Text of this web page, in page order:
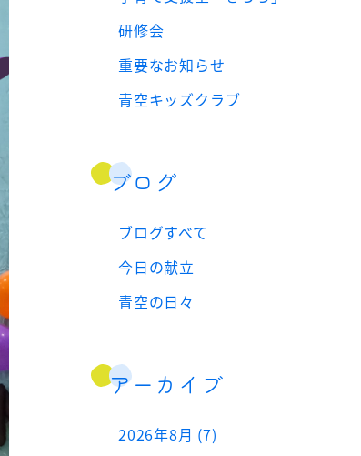
研修会
重要なお知らせ
青空キッズクラブ
ブログ
ブログすべて
今日の献立
青空の日々
アーカイブ
2026年8月 (7)